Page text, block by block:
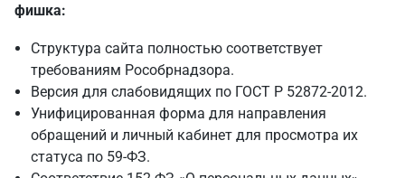
фишка:
Структура сайта полностью соответствует
требованиям Рособрнадзора.
Версия для слабовидящих по ГОСТ Р 52872-2012.
Унифицированная форма для направления
обращений и личный кабинет для просмотра их
статуса по 59-ФЗ.